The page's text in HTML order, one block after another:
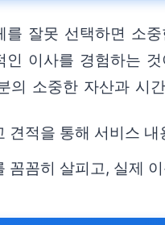
를 잘못 선택하면 소
인 이사를 경험하는
의 소중한 자산과 시
견적을 통해 서비스
꼼꼼히 살피고, 실제